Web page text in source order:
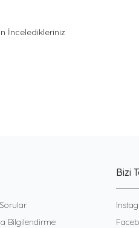
İnceledikleriniz
Bilgilendirme
Bizi